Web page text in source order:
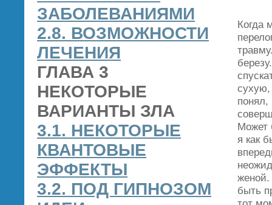
ЗАБОЛЕВАНИЯМИ
2.8. ВОЗМОЖНОСТИ
ЛЕЧЕНИЯ
ГЛАВА 3
НЕКОТОРЫЕ
ВАРИАНТЫ ЗЛА
3.1. НЕКОТОРЫЕ
КВАНТОВЫЕ
ЭФФЕКТЫ
3.2. ПОД ГИПНОЗОМ
Когда
понял,
Может
я как
женой.
быть